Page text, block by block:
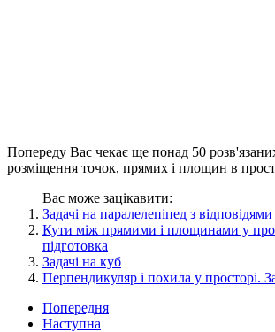
Попереду Вас чекає ще понад 50
розміщення точок, прямих і площин в
Вас може зацікавити:
Задачі на паралелепіпед з відповідями
Кути між прямими і площинами у
підготовка
Задачі на куб
Перпендикуляр і похила у просторі.
Попередня
Наступна